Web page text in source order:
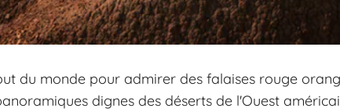
du monde pour admirer des falaises rouge
dignes des déserts de l'Ouest